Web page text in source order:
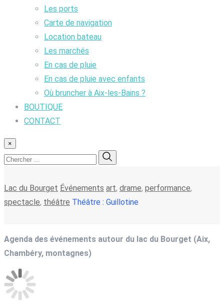
Les ports
Carte de navigation
Location bateau
Les marchés
En cas de pluie
En cas de pluie avec enfants
Où bruncher à Aix-les-Bains ?
BOUTIQUE
CONTACT
×
Lac du Bourget Événements art, drame, performance,
spectacle, théâtre Théâtre : Guillotine
Agenda des événements autour du lac du Bourget (Aix,
Chambéry, montagnes)